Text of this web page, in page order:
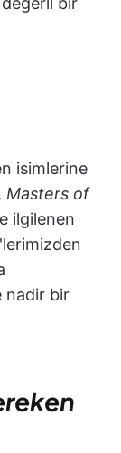
isimlerine
Masters of
ilgilenen
nadir bir